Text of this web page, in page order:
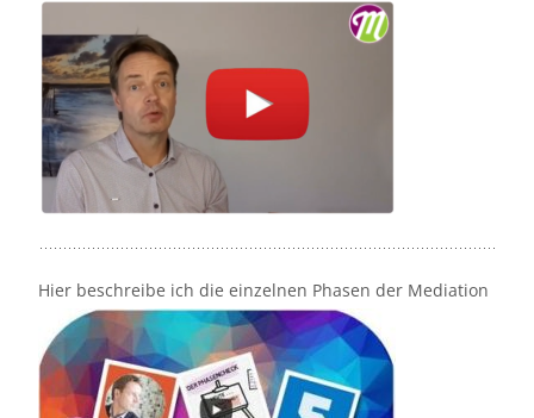
Hier beschreibe ich die einzelnen Phasen der Mediation